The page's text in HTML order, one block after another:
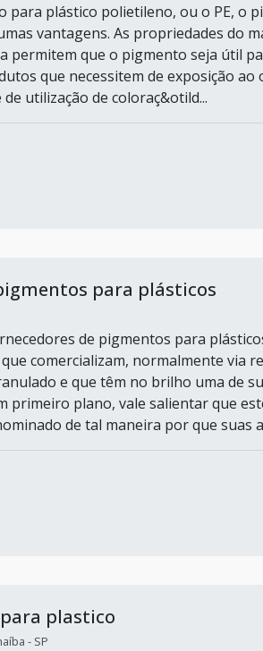
para plástico polietileno, ou o PE, o
vantagens. As propriedades do
permitem que o pigmento seja útil
que necessitem de exposição ao
utilização de coloraç&otild...
para plásticos
de pigmentos para
comercializam, normalmente via
e que têm no brilho uma de
primeiro plano, vale salientar que
de tal maneira por que suas
plastico
- SP